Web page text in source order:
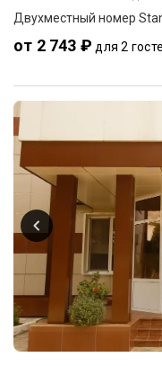
Двухместный номер
от 2 743 ₽ для 2